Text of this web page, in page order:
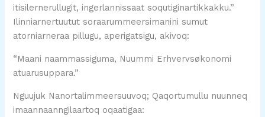
itisilernerullugit, ingerlannissaat soqutiginartikkakku.”
Ilinniarnertuutut soraarummeersimanini sumut
atorniarneraa pillugu, aperigatsigu, akivoq:
“Maani naammassiguma, Nuummi Erhvervsøkonomi
atuarusuppara.”
Nguujuk Nanortalimmeersuuvoq; Qaqortumullu nuunneq
imaannaanngilaartoq oqaatigaa: